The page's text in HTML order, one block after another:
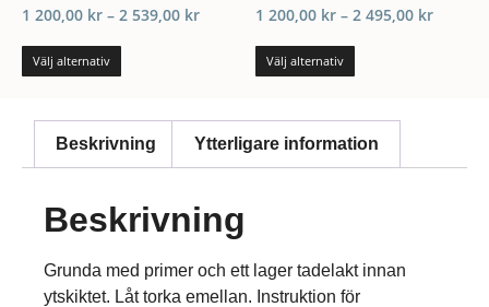
1 200,00 kr – 2 539,00 kr
Välj alternativ
1 200,00 kr – 2 495,00 kr
Välj alternativ
Beskrivning Ytterligare information
Beskrivning
Grunda med primer och ett lager tadelakt innan
ytskiktet. Låt torka emellan. Instruktion för